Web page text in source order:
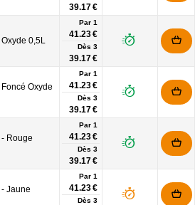
39.17 €
0,5L
Par 1
41.23 €
Dès 3
39.17 €
Oxyde
Par 1
41.23 €
Dès 3
39.17 €
Rouge
Par 1
41.23 €
Dès 3
39.17 €
Jaune
Par 1
41.23 €
Dès 3